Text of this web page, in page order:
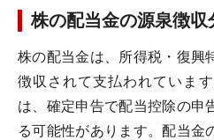
株の配当金の源泉徴収
株の配当金は、所得税・復興
徴収されて支払われていま
は、確定申告で配当控除の申
る可能性があります。配当金